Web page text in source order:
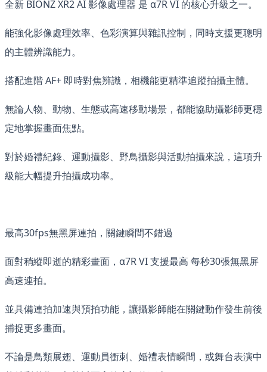
全新 BIONZ XR2 AI 影像處理器 是 α7R VI 的核心升級之一。
能強化影像處理效率、色彩演算與雜訊控制，同時支援更聰明
的主體辨識能力。
搭配進階 AF+ 即時對焦辨識，相機能更精準追蹤拍攝主體。
無論人物、動物、生態或高速移動場景，都能協助攝影師更穩
定地掌握畫面焦點。
對於婚禮紀錄、運動攝影、野鳥攝影與活動拍攝來說，這項升
級能大幅提升拍攝成功率。
最高30fps無黑屏連拍，關鍵瞬間不錯過
面對稍縱即逝的精彩畫面，α7R VI 支援最高 每秒30張無黑屏
高速連拍。
並具備連拍加速與預拍功能，讓攝影師能在關鍵動作發生前後
捕捉更多畫面。
不論是鳥類展翅、運動員衝刺、婚禮表情瞬間，或舞台表演中